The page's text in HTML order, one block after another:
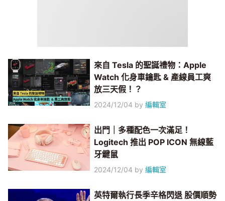
來自 Tesla 的聖誕禮物：Apple
Watch 化身車鑰匙 & 產線員工爽
放三天假！？
2024/12/04 by編輯室
出門｜多種配色一次滿足！
Logitech 推出 POP ICON 無線藍
牙鍵鼠
2024/12/04 by編輯室
英特爾執行長季辛格閃退 股價順勢